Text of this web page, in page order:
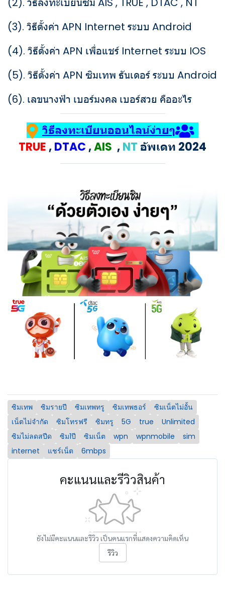
(3). วิธีตั้งค่า APN Internet ระบบ Android
(4). วิธีตั้งค่า APN เพื่อแชร์ Internet ระบบ IOS
(5). วิธีตั้งค่า APN ซิมเทพ ธันเดอร์ ระบบ Android
(6). เลขนางฟ้า เบอร์มงคล เบอร์สวย คืออะไร
วิธีลงทะเบียนออนไลน์ง่ายๆ
TRUE ,DTAC ,AIS ,NT อัพเดท 2024
ซิมเทพ ซิมรายปี ซิมเทพทรู ซิมเทพธอร์
ซิมเน็ตไม่อั้น
เน็ตไม่จำกัด
ซิมโทรฟรี ซิมทรู 5G true
Unlimited
ซิมไม่ลดสปีด
ซิม1ปี ซิมเน็ต wpn wpnmobile
sim
internet
แชร์เน็ต 6mbps
คะแนนและรีวิวสินค้า
ยังไม่มีคะแนนและรีวิว เป็นคนแรกที่แสดงความคิดเห็น
รีวิว